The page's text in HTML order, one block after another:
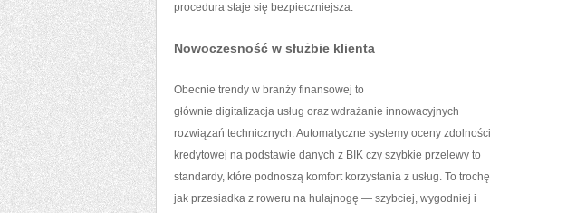
procedura staje się bezpieczniejsza.
Nowoczesność w służbie klienta
Obecnie trendy w branży finansowej to
głównie digitalizacja usług oraz wdrażanie innowacyjnych
rozwiązań technicznych. Automatyczne systemy oceny zdolności
kredytowej na podstawie danych z BIK czy szybkie przelewy to
standardy, które podnoszą komfort korzystania z usług. To trochę
jak przesiadka z roweru na hulajnogę — szybciej, wygodniej i